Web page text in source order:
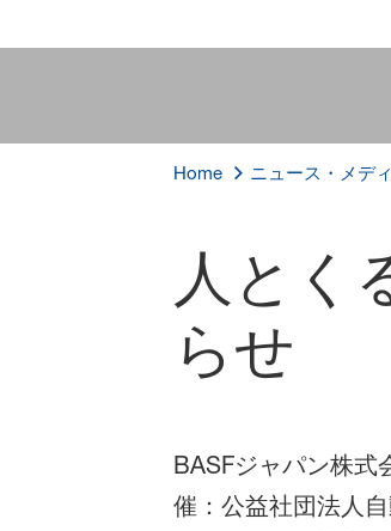
Home ニュース・メデ
人とく
らせ
BASFジャパン株式
催：公益社団法人